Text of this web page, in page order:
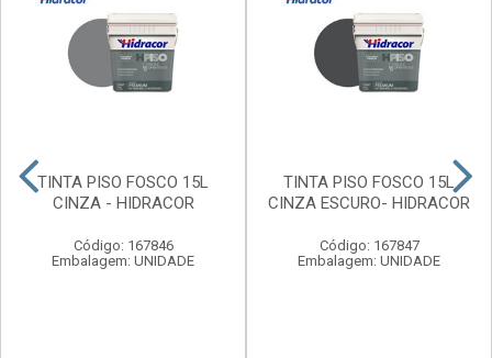
TINTA PISO FOSCO 15L
CINZA - HIDRACOR
Código: 167846
Embalagem: UNIDADE
TINTA PISO FOSCO 15L
CINZA ESCURO- HIDRACOR
Código: 167847
Embalagem: UNIDADE